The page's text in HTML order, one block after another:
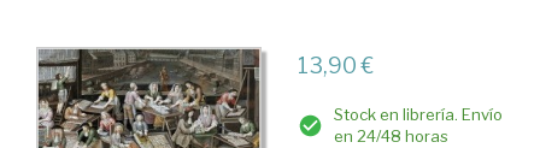
13,90 €
Stock en librería. Envío
en 24/48 horas